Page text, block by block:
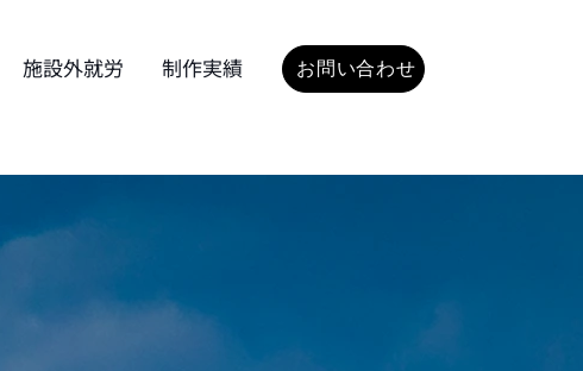
施設外就労 制作実績 お問い合わせ